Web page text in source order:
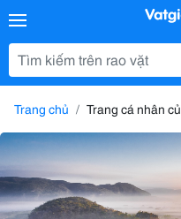
Trang chủ Trang cá nhân